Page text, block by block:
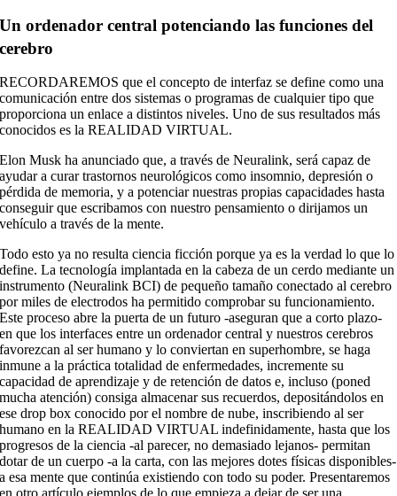
Un ordenador central potenciando las funciones del
cerebro
RECORDAREMOS que el concepto de interfaz se define como una
comunicación entre dos sistemas o programas de cualquier tipo que
proporciona un enlace a distintos niveles. Uno de sus resultados más
conocidos es la REALIDAD VIRTUAL.
Elon Musk ha anunciado que, a través de Neuralink, será capaz de
ayudar a curar trastornos neurológicos como insomnio, depresión o
pérdida de memoria, y a potenciar nuestras propias capacidades hasta
conseguir que escribamos con nuestro pensamiento o dirijamos un
vehículo a través de la mente.
Todo esto ya no resulta ciencia ficción porque ya es la verdad lo que lo
define. La tecnología implantada en la cabeza de un cerdo mediante un
instrumento (Neuralink BCI) de pequeño tamaño conectado al cerebro
por miles de electrodos ha permitido comprobar su funcionamiento.
Este proceso abre la puerta de un futuro -aseguran que a corto plazo-
en que los interfaces entre un ordenador central y nuestros cerebros
favorezcan al ser humano y lo conviertan en superhombre, se haga
inmune a la práctica totalidad de enfermedades, incremente su
capacidad de aprendizaje y de retención de datos e, incluso (poned
mucha atención) consiga almacenar sus recuerdos, depositándolos en
ese drop box conocido por el nombre de nube, inscribiendo al ser
humano en la REALIDAD VIRTUAL indefinidamente, hasta que los
progresos de la ciencia -al parecer, no demasiado lejanos- permitan
dotar de un cuerpo -a la carta, con las mejores dotes físicas disponibles-
a esa mente que continúa existiendo con todo su poder. Presentaremos
en otro artículo ejemplos de lo que empieza a dejar de ser una